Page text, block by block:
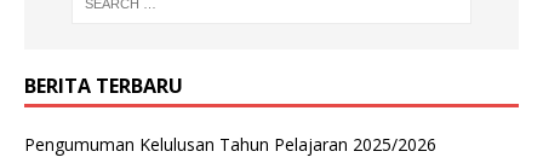
BERITA TERBARU
Pengumuman Kelulusan Tahun Pelajaran 2025/2026